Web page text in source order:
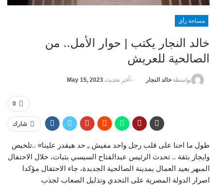
مساحة رأي
خالد النجار يكتب | حوار الأمل.. من
الصالحية للعريش
بواسطة خالد النجار آخر تحديث May 15, 2023
0
شارك
طول ما احنا على قلب رجل واحد مفيش „ حد هيقدر علينا» ..تلخيص
وايجاز بثقة .. تحدث الرئيس عبدالفتاح السيسي بثبات، خلال الاحتفال
المبهر بعيد العمال بمدينة الصالحية الجديدة، جاء الاحتفال مؤكدا
اصرار الدولة المصرية على التحدي وتذليل الصعاب لجذب